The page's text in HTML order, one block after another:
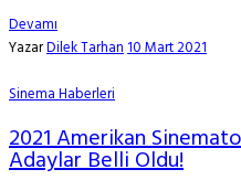
Devamı
YazarDilek Tarhan10 Mart 2021
Sinema Haberleri
2021 Amerikan
Adaylar Belli Oldu!